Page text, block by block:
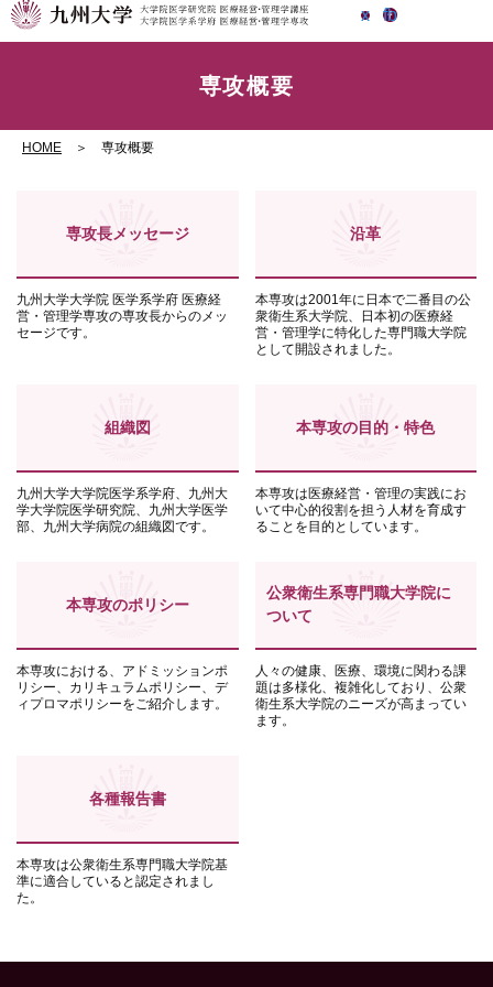
x fb
専攻概要
HOME ＞ 専攻概要
専攻長メッセージ
九州大学大学院 医学系学府 医療経
営・管理学専攻の専攻長からのメッ
セージです。
沿革
本専攻は2001年に日本で二番目の公
衆衛生系大学院、日本初の医療経
営・管理学に特化した専門職大学院
として開設されました。
組織図
九州大学大学院医学系学府、九州大
学大学院医学研究院、九州大学医学
部、九州大学病院の組織図です。
本専攻の目的・特色
本専攻は医療経営・管理の実践にお
いて中心的役割を担う人材を育成す
ることを目的としています。
本専攻のポリシー
本専攻における、アドミッションポ
リシー、カリキュラムポリシー、デ
ィプロマポリシーをご紹介します。
公衆衛生系専門職大学院に
ついて
人々の健康、医療、環境に関わる課
題は多様化、複雑化しており、公衆
衛生系大学院のニーズが高まってい
ます。
各種報告書
本専攻は公衆衛生系専門職大学院基
準に適合していると認定されまし
た。